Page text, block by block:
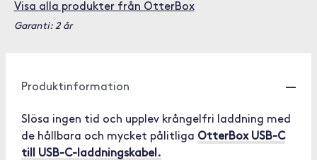
Visa alla produkter från OtterBox
Garanti: 2 år
Produktinformation
Slösa ingen tid och upplev krångelfri laddning med
de hållbara och mycket pålitliga OtterBox USB-C
till USB-C-laddningskabel.